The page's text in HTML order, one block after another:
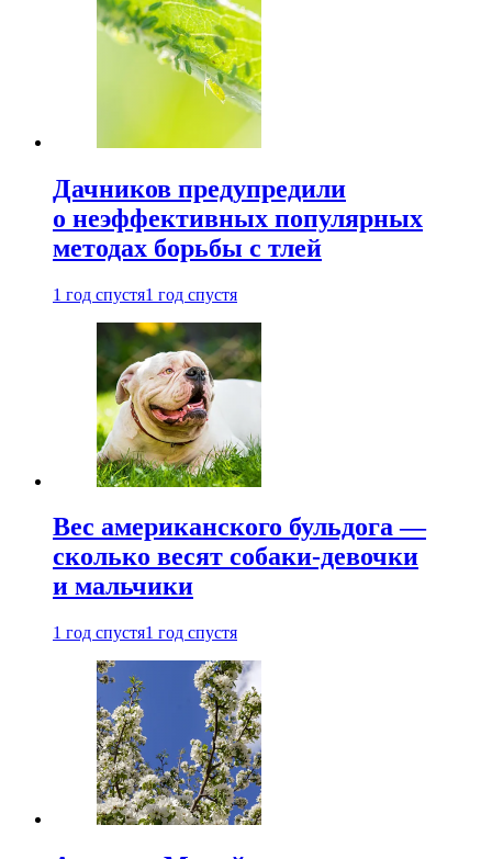
Дачников предупредили
о неэффективных популярных
методах борьбы с тлей
1 год спустя1 год спустя
Вес американского бульдога —
сколько весят собаки-девочки
и мальчики
1 год спустя1 год спустя